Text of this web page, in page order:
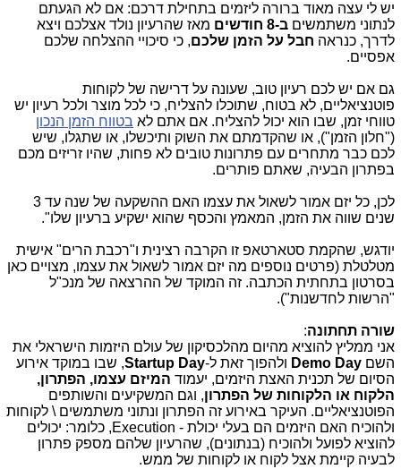
יש לי עצה מאוד ברורה ליזמים בתחילת דרכם: אם לא הגעתם
לנתוני משתמשים ב-8 חודשים
מאז שהרעיון נולד אצלכם ויצא
לדרך, כנראה חבל על הזמן שלכם, כי סיכויי ההצלחה שלכם
אפסיים.
גם אם יש לכם רעיון טוב, שעונה על דרישה של לקוחות
פוטנציאליים, לא בטוח, שתוכלו להצליח, כי לכל מוצר ולכל רעיון יש
טווחי זמן, שבו הוא יכול להצליח. אם אתם לא בטווח הזמן הנכון
("חלון הזמן"), או שהקדמתם את השוק ותיכשלו, או שתגלו, שיש
לכם כבר מתחרים עם פתרונות טובים לא פחות, שהיו זריזים מכם
בפתרון הבעיה, שאתם פותרים.
לכן, כל יזם אמור לשאול את עצמו האם ההשקעה של שנה עד 3
שנים שווה את הזמן, המאמץ והכסף שהוא ישקיע ברעיון שלו".
יודגש, שהקמת סטארטאפ זו הקרבה רצינית ו"רכבת הרים" אישית
מטלטלת (פרטים נוספים מה יזם אמור לשאול את עצמו, מצויים כאן
בסרטון בתחתית הכתבה. זה המוקד של ההרצאה של מנכ"ל
"הרשות לחדשנות").
שורה תחתונה:
אני ממליץ להוציא מהיום מהלכסיקון של עולם היזמות הישראלי את
השם Demo Day ולהפוך זאת ל-Startup Day, שבו במוקד אירוע
הסיום של תכנית האצת היזמים, יעמוד המיזם עצמו, הפתרון,
הלקוח או הלקוחות של הפתרון, וגם המשקיעים והשותפים
הפוטנציאליים. העיקר באירוע זה הפתרון ונתוני משתמשים \ לקוחות
ולהוכיח האם היזמים הם בעלי יכולת - Execution, כלומר: יכולים
להוציא לפועל ולהוכיח (בנתונים), שהרעיון שלהם מספק פתרון
לבעיה קיימת אצל לקוח או לקוחות של ממש.